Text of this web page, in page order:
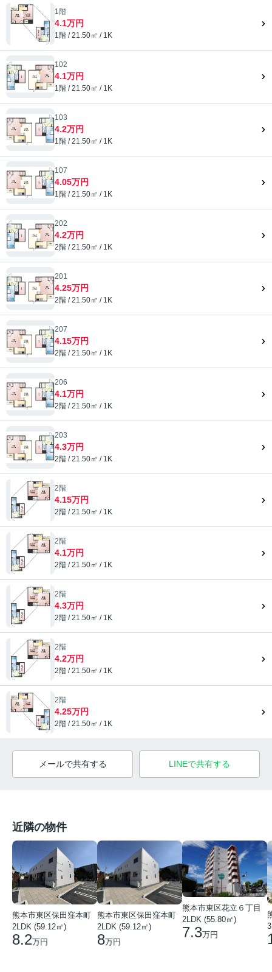
1階
4.1万円
1階 / 21.50㎡ / 1K
102
4.1万円
1階 / 21.50㎡ / 1K
103
4.2万円
1階 / 21.50㎡ / 1K
107
4.05万円
1階 / 21.50㎡ / 1K
202
4.2万円
2階 / 21.50㎡ / 1K
201
4.25万円
2階 / 21.50㎡ / 1K
207
4.15万円
2階 / 21.50㎡ / 1K
206
4.1万円
2階 / 21.50㎡ / 1K
203
4.3万円
2階 / 21.50㎡ / 1K
2階
4.15万円
2階 / 21.50㎡ / 1K
2階
4.1万円
2階 / 21.50㎡ / 1K
2階
4.3万円
2階 / 21.50㎡ / 1K
2階
4.2万円
2階 / 21.50㎡ / 1K
2階
4.25万円
2階 / 21.50㎡ / 1K
メールで共有する LINEで共有する
近隣の物件
熊本市東区保田窪本町
2LDK (59.12㎡)
8.2万円
熊本市東区保田窪本町
2LDK (59.12㎡)
8万円
熊本市東区花立６丁目
2LDK (55.80㎡)
7.3万円